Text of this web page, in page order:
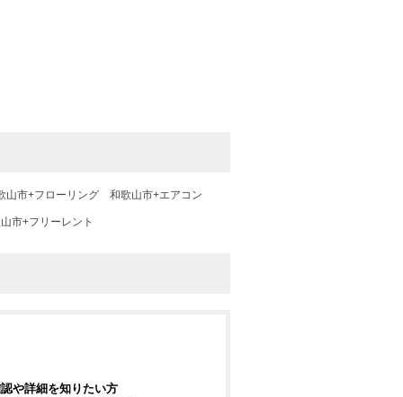
山市+フローリング 和歌山市+エアコン
市+フリーレント
や詳細を知りたい方